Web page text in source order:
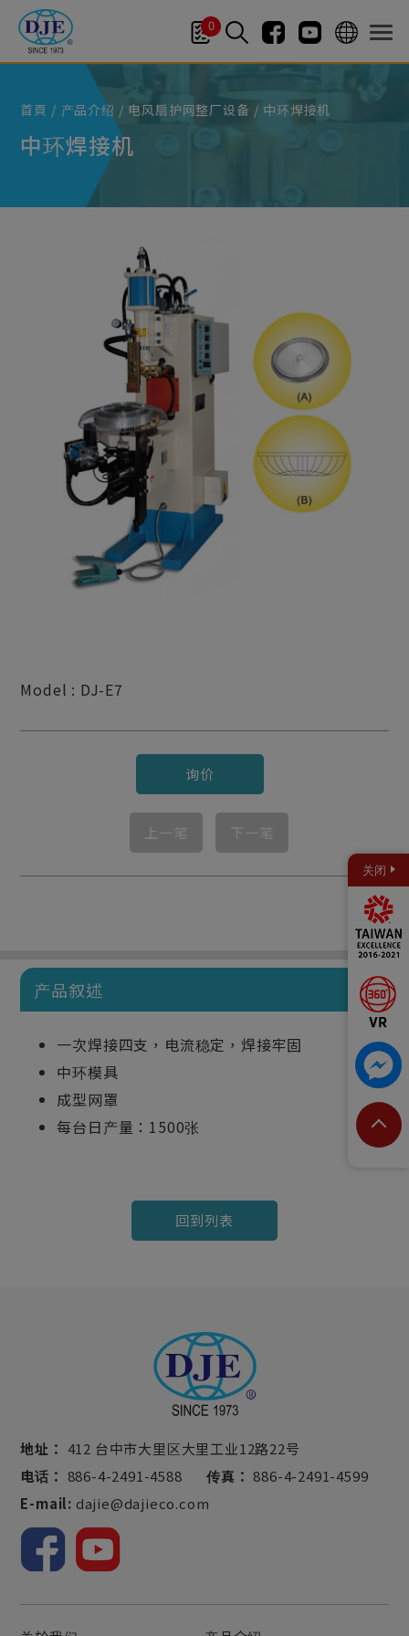
0
首頁 产品介绍 电风扇护网整厂设备 中环焊接机
中环焊接机
Model : DJ-E7
询价
上一笔 下一笔
产品叙述
一次焊接四支，电流稳定，焊接牢固
中环模具
成型网罩
每台日产量：1500张
回到列表
地址： 412 台中市大里区大里工业12路22号
电话： 886-4-2491-4588 传真： 886-4-2491-4599
E-mail: dajie@dajieco.com
关闭
Cookie管理面板